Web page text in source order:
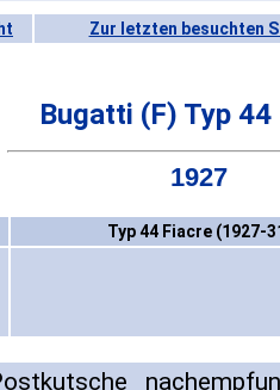
Zur letzten besuchten
Bugatti (F) Typ 44
1927
Typ 44 Fiacre (1927-